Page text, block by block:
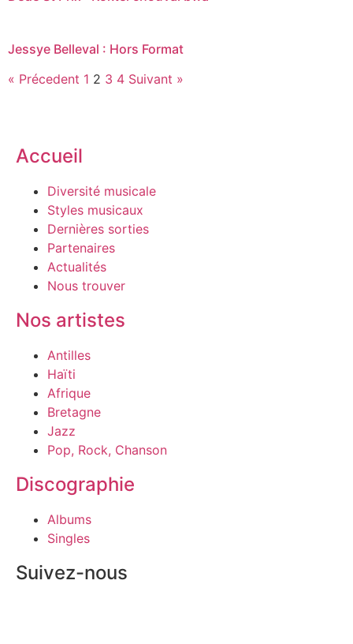
Jessye Belleval : Hors Format
« Précedent 1 2 3 4 Suivant »
Accueil
Diversité musicale
Styles musicaux
Dernières sorties
Partenaires
Actualités
Nous trouver
Nos artistes
Antilles
Haïti
Afrique
Bretagne
Jazz
Pop, Rock, Chanson
Discographie
Albums
Singles
Suivez-nous